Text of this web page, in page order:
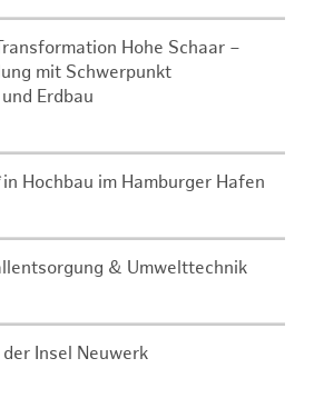
Hohe Schaar –
mit Schwerpunkt
Erdbau
Hochbau im Hamburger Hafen
& Umwelttechnik
Insel Neuwerk